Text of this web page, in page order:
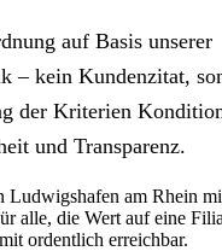
auf Basis unserer
– kein Kundenzitat,
der Kriterien
und Transparenz.
Ludwigshafen am Rhein
alle, die Wert auf eine
ordentlich erreichbar.